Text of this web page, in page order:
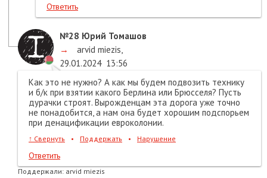
Ответить
№28 Юрий Томашов
→
arvid miezis
29.01.2024 13:56
Как это не нужно? А как мы будем подвозить технику
и б/к при взятии какого Берлина или Брюсселя? Пусть
дурачки строят. Вырожденцам эта дорога уже точно
не понадобится, а нам она будет хорошим подспорьем
при денацификации евроколонии.
↑ Свернуть • Поддержать • Нарушение
Ответить
Поддержали: arvid miezis